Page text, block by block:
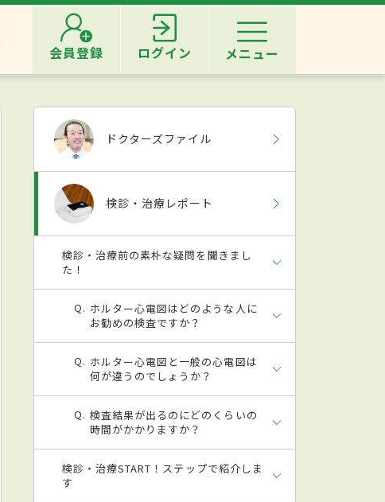
会員登録 ログイン メニュー
ドクターズファイル
検診・治療レポート
検診・治療前の素朴な疑問を聞きまし
た！
ホルター心電図はどのような人に
お勧めの検査ですか？
ホルター心電図と一般の心電図は
何が違うのでしょうか？
検査結果が出るのにどのくらいの
時間がかかりますか？
検診・治療START！ステップで紹介しま
す